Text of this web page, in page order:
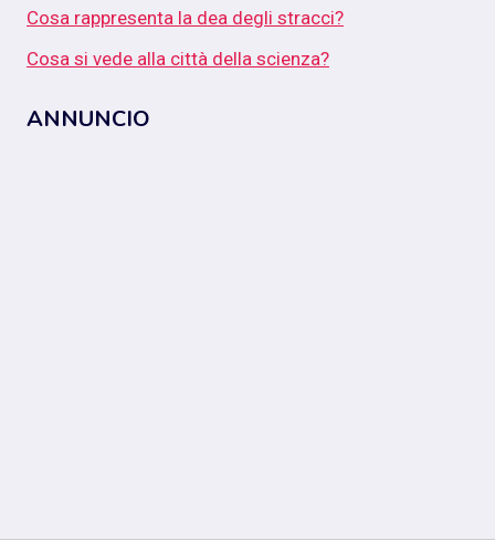
Cosa rappresenta la dea degli stracci?
Cosa si vede alla città della scienza?
ANNUNCIO